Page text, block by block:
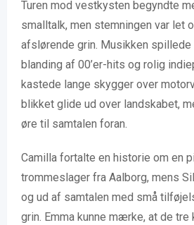
Turen mod vestkysten begyndte
smalltalk, men stemningen var let
afslørende grin. Musikken spillede
blanding af 00’er-hits og rolig
kastede lange skygger over
blikket glide ud over landskabet,
øre til samtalen foran.
Camilla fortalte en historie om en
trommeslager fra Aalborg, mens
og ud af samtalen med små
grin. Emma kunne mærke, at de tre